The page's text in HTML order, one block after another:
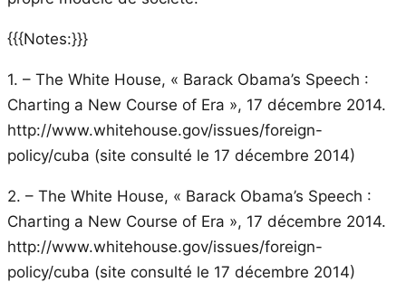
{{{Notes:}}}
1. – The White House, « Barack Obama’s Speech :
Charting a New Course of Era », 17 décembre 2014.
http://www.whitehouse.gov/issues/foreign-
policy/cuba (site consulté le 17 décembre 2014)
2. – The White House, « Barack Obama’s Speech :
Charting a New Course of Era », 17 décembre 2014.
http://www.whitehouse.gov/issues/foreign-
policy/cuba (site consulté le 17 décembre 2014)